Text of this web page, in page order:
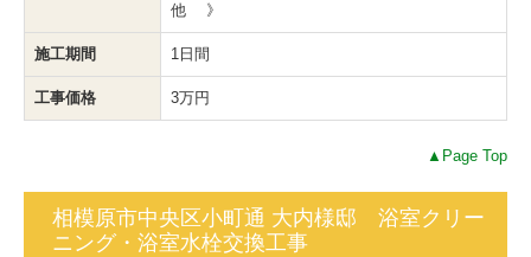
他 》
施工期間 1日間
工事価格 3万円
▲Page Top
相模原市中央区小町通 大内様邸 浴室クリー
ニング・浴室水栓交換工事